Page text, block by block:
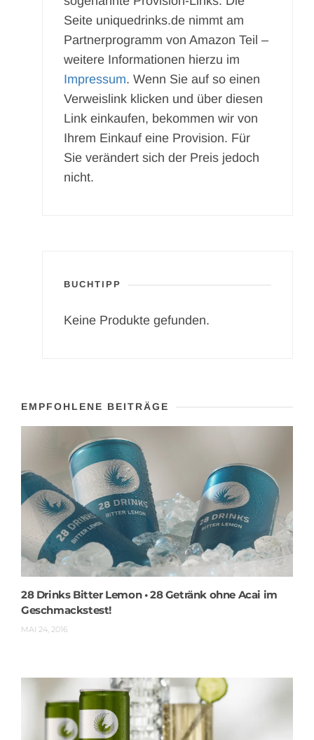
Seite uniquedrinks.de nimmt am
Partnerprogramm von Amazon Teil –
weitere Informationen hierzu im
Impressum. Wenn Sie auf so einen
Verweislink klicken und über diesen
Link einkaufen, bekommen wir von
Ihrem Einkauf eine Provision. Für
Sie verändert sich der Preis jedoch
nicht.
BUCHTIPP
Keine Produkte gefunden.
EMPFOHLENE BEITRÄGE
28 Drinks Bitter Lemon • 28 Getränk ohne Acai im
Geschmackstest!
MAI 24, 2016